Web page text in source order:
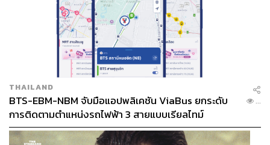
THAILAND
BTS-EBM-NBM จับมือแอปพลิเคชัน ViaBus ยกระดับ
การติดตามตำแหน่งรถไฟฟ้า 3 สายแบบเรียลไทม์
...